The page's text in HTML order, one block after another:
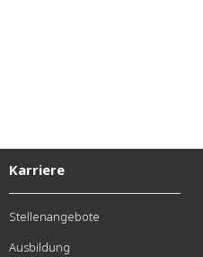
Karriere
Stellenangebote
Ausbildung